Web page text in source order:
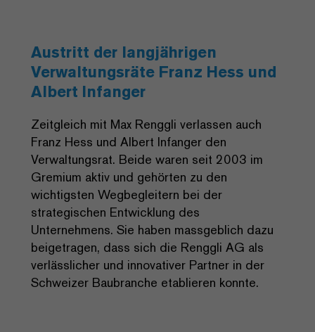
Austritt der langjährigen
Verwaltungsräte Franz Hess und
Albert Infanger
Zeitgleich mit Max Renggli verlassen auch
Franz Hess und Albert Infanger den
Verwaltungsrat. Beide waren seit 2003 im
Gremium aktiv und gehörten zu den
wichtigsten Wegbegleitern bei der
strategischen Entwicklung des
Unternehmens. Sie haben massgeblich dazu
beigetragen, dass sich die Renggli AG als
verlässlicher und innovativer Partner in der
Schweizer Baubranche etablieren konnte.